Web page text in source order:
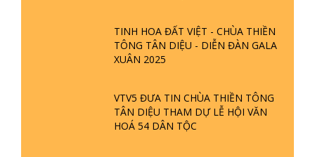
TINH HOA ĐẤT VIỆT - CHÙA THIỀN
TÔNG TÂN DIỆU - DIỄN ĐÀN GALA
XUÂN 2025
VTV5 ĐƯA TIN CHÙA THIỀN TÔNG
TÂN DIỆU THAM DỰ LỄ HỘI VĂN
HOÁ 54 DÂN TỘC